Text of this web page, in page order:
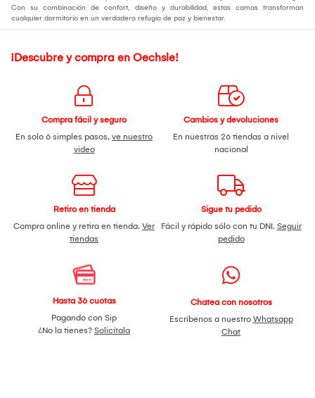
Con su combinación de confort, diseño y durabilidad, estas camas transforman
cualquier dormitorio en un verdadero refugio de paz y bienestar.
¡Descubre y compra en Oechsle!
Compra fácil y seguro
En solo 6 simples pasos, ve nuestro
video
Cambios y devoluciones
En nuestras 26 tiendas a nivel
nacional
Retiro en tienda
Compra online y retira en tienda. Ver
tiendas
Sigue tu pedido
Fácil y rápido sólo con tu DNI. Seguir
pedido
Hasta 36 cuotas
Pagando con Sip
¿No la tienes? Solicítala
Chatea con nosotros
Escríbenos a nuestro Whatsapp
Chat